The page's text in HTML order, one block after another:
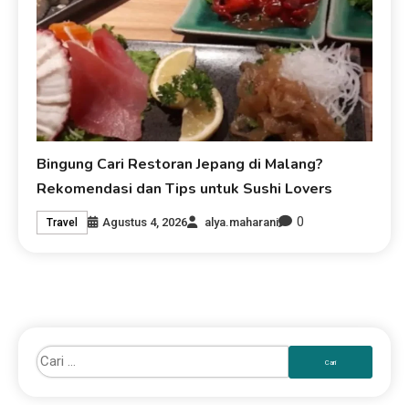
Bingung Cari Restoran Jepang di Malang?
Rekomendasi dan Tips untuk Sushi Lovers
Travel Agustus 4, 2026 alya.maharani 0